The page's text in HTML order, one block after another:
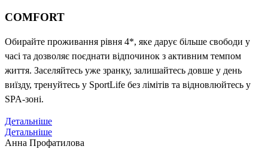
COMFORT
Обирайте проживання рівня 4*, яке дарує більше свободи у
часі та дозволяє поєднати відпочинок з активним темпом
життя. Заселяйтесь уже зранку, залишайтесь довше у день
виїзду, тренуйтесь у SportLife без лімітів та відновлюйтесь у
SPA-зоні.
Детальніше
Детальніше
Анна Профатилова